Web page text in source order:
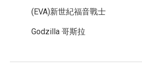
(EVA)新世紀福音戰士
Godzilla 哥斯拉